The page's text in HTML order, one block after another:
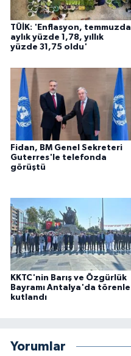
TÜİK: 'Enflasyon, temmuzda
aylık yüzde 1,78, yıllık
yüzde 31,75 oldu'
Fidan, BM Genel Sekreteri
Guterres'le telefonda
görüştü
KKTC'nin Barış ve Özgürlük
Bayramı Antalya'da törenle
kutlandı
Yorumlar